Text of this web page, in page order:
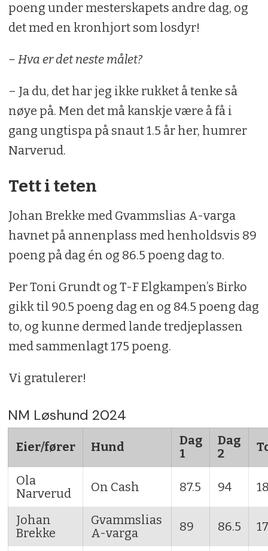
poeng under mesterskapets andre dag, og
det med en kronhjort som losdyr!
– Hva er det neste målet?
– Ja du, det har jeg ikke rukket å tenke så
nøye på. Men det må kanskje være å få i
gang ungtispa på snaut 1.5 år her, humrer
Narverud.
Tett i teten
Johan Brekke med Gvammslias A-varga
havnet på annenplass med henholdsvis 89
poeng på dag én og 86.5 poeng dag to.
Per Toni Grundt og T-F Elgkampen’s Birko
gikk til 90.5 poeng dag en og 84.5 poeng dag
to, og kunne dermed lande tredjeplassen
med sammenlagt 175 poeng.
Vi gratulerer!
NM Løshund 2024
Eier/fører Hund
Dag
1
Dag
2
Ola
Narverud
On Cash 87.5 94
Johan
Brekke
Gvammslias
A-varga
89 86.5